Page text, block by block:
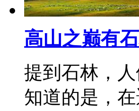
高山之巅有
提到石林，
知道的是，